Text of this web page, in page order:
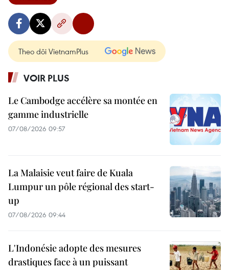
Theo dõi VietnamPlus
VOIR PLUS
Le Cambodge accélère sa montée en
gamme industrielle
07/08/2026 09:57
La Malaisie veut faire de Kuala
Lumpur un pôle régional des start-
up
07/08/2026 09:44
L'Indonésie adopte des mesures
drastiques face à un puissant